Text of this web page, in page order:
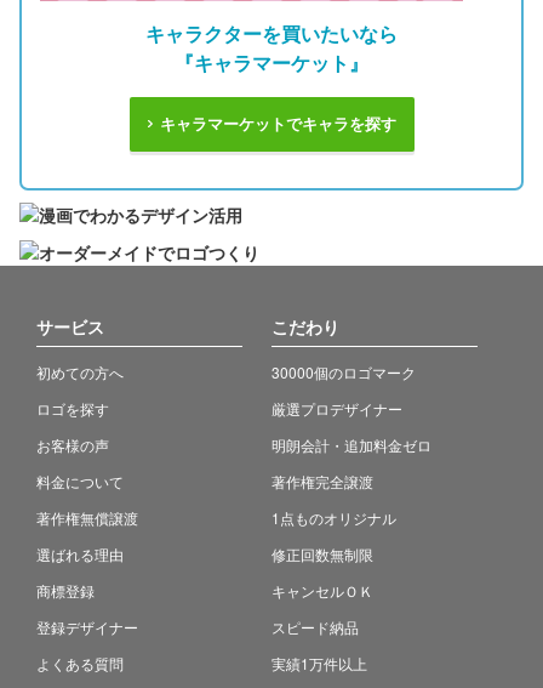
キャラクターを買いたいなら
『キャラマーケット』
キャラマーケットでキャラを探す
サービス
初めての方へ
ロゴを探す
お客様の声
料金について
著作権無償譲渡
選ばれる理由
商標登録
登録デザイナー
よくある質問
こだわり
30000個のロゴマーク
厳選プロデザイナー
明朗会計・追加料金ゼロ
著作権完全譲渡
1点ものオリジナル
修正回数無制限
キャンセルＯＫ
スピード納品
実績1万件以上